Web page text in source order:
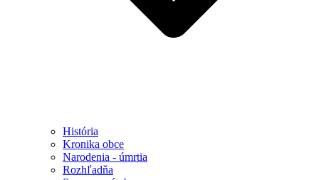
História
Kronika obce
Narodenia - úmrtia
Rozhľadňa